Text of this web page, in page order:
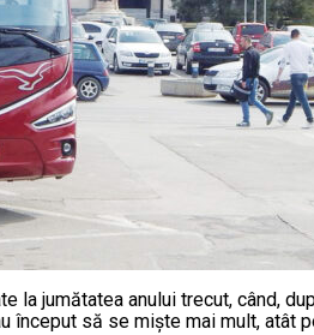
jumătatea anului trecut, când,
să se miște mai mult, atât